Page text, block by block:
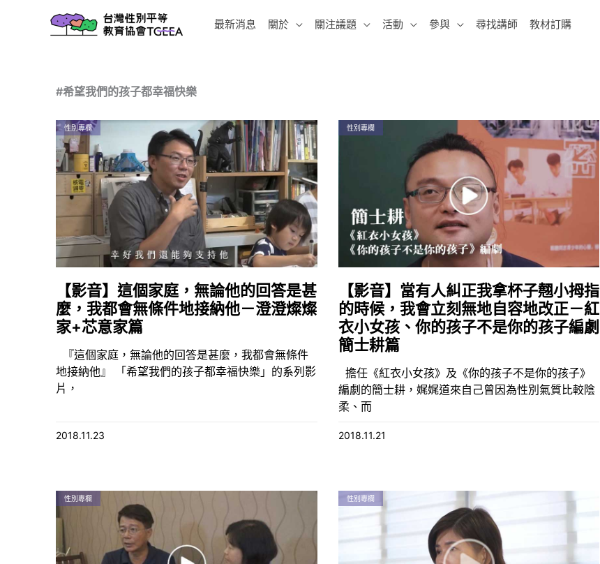
最新消息 關於 關注議題 活動 參與 尋找講師 教材訂購
#希望我們的孩子都幸福快樂
性別專欄
【影音】這個家庭，無論他的回答是甚
麼，我都會無條件地接納他－澄澄燦燦
家+芯意家篇
『這個家庭，無論他的回答是甚麼，我都會無條件
地接納他』 「希望我們的孩子都幸福快樂」的系列影
片，
2018.11.23
性別專欄
【影音】當有人糾正我拿杯子翹小拇指
的時候，我會立刻無地自容地改正－紅
衣小女孩、你的孩子不是你的孩子編劇
簡士耕篇
擔任《紅衣小女孩》及《你的孩子不是你的孩子》
編劇的簡士耕，娓娓道來自己曾因為性別氣質比較陰
柔、而
2018.11.21
性別專欄 性別專欄